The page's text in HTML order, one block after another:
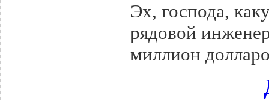
Эх, господа,
рядовой
миллион